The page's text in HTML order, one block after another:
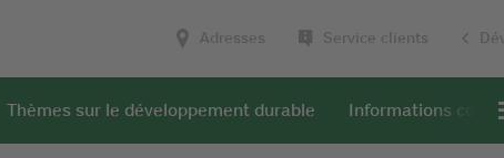
Adresses Service clients
Thèmes sur le développement durable Informations